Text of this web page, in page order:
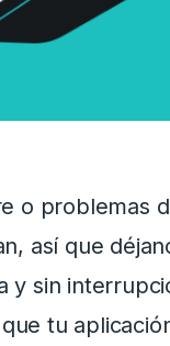
o problemas
así que
y sin
tu